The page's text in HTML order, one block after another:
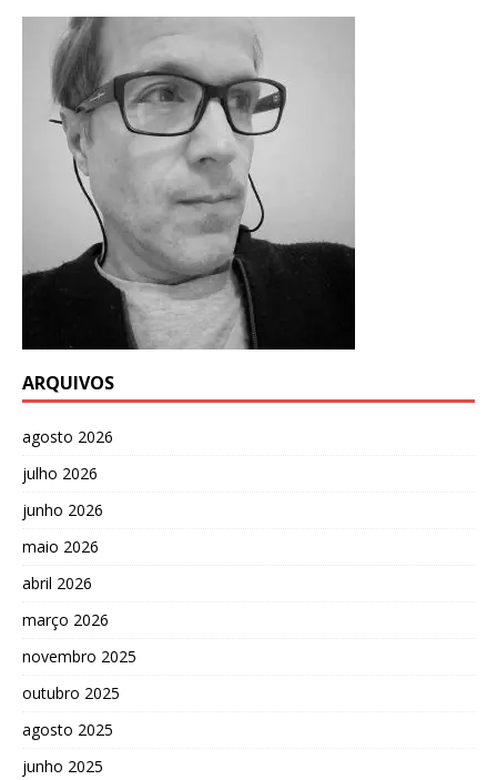
ARQUIVOS
agosto 2026
julho 2026
junho 2026
maio 2026
abril 2026
março 2026
novembro 2025
outubro 2025
agosto 2025
junho 2025